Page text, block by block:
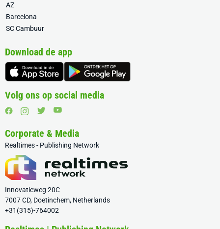
AZ
Barcelona
SC Cambuur
Download de app
Volg ons op social media
Corporate & Media
Realtimes - Publishing Network
Innovatieweg 20C
7007 CD, Doetinchem, Netherlands
+31(315)-764002